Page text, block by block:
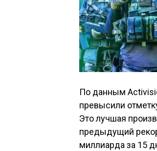
По данным
превысили
Это лучшая
предыдущий
миллиарда за 15